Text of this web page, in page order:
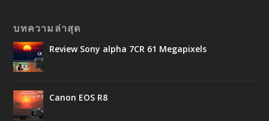
บทความล่าสุด
Review Sony alpha 7CR 61 Megapixels
Canon EOS R8